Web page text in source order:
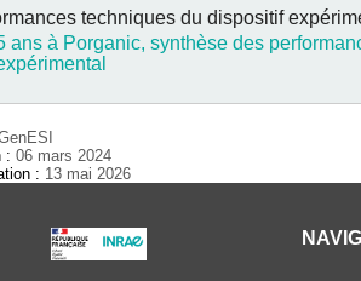
techniques du dispositif
ans à Porganic, synthèse des
:06 mars 2024
: 13 mai 2026